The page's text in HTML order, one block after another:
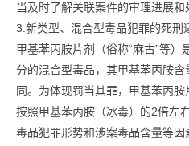
当及时了解关联案件的审理进展和
3.新类型、混合型毒品犯罪的死刑
甲基苯丙胺片剂（俗称“麻古”等
分的混合型毒品，其甲基苯丙胺
同。为体现罚当其罪，甲基苯丙
按照甲基苯丙胺（冰毒）的2倍左
毒品犯罪形势和涉案毒品含量等因